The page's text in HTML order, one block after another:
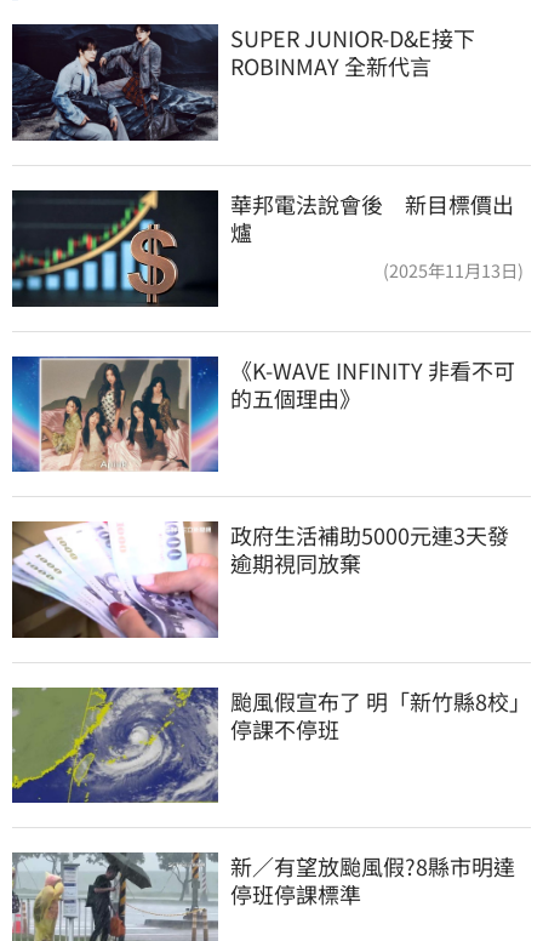
SUPER JUNIOR-D&E接下
ROBINMAY 全新代言
華邦電法說會後 新目標價出
爐
(2025年11月13日)
《K-WAVE INFINITY 非看不可
的五個理由》
政府生活補助5000元連3天發
逾期視同放棄
颱風假宣布了 明「新竹縣8校」
停課不停班
新／有望放颱風假?8縣市明達
停班停課標準